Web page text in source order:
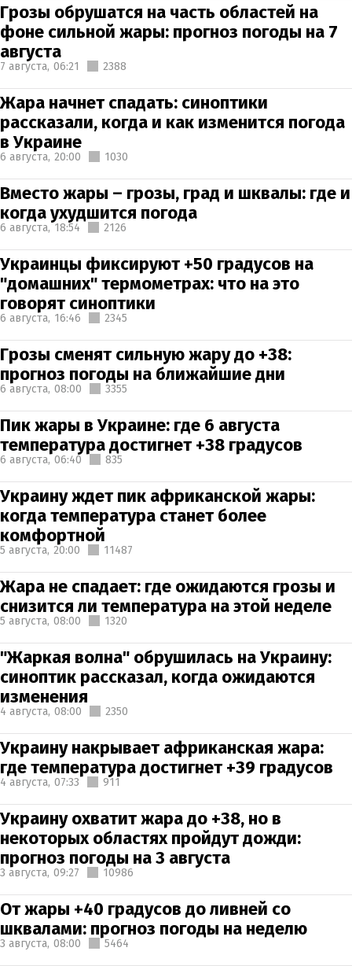
Грозы обрушатся на часть областей на
фоне сильной жары: прогноз погоды на 7
августа
7 августа, 06:21 2388
Жара начнет спадать: синоптики
рассказали, когда и как изменится погода
в Украине
6 августа, 20:00 1030
Вместо жары – грозы, град и шквалы: где и
когда ухудшится погода
6 августа, 18:54 2126
Украинцы фиксируют +50 градусов на
"домашних" термометрах: что на это
говорят синоптики
6 августа, 16:46 2345
Грозы сменят сильную жару до +38:
прогноз погоды на ближайшие дни
6 августа, 08:00 3355
Пик жары в Украине: где 6 августа
температура достигнет +38 градусов
6 августа, 06:40 835
Украину ждет пик африканской жары:
когда температура станет более
комфортной
5 августа, 20:00 11487
Жара не спадает: где ожидаются грозы и
снизится ли температура на этой неделе
5 августа, 08:00 1320
"Жаркая волна" обрушилась на Украину:
синоптик рассказал, когда ожидаются
изменения
4 августа, 08:00 2350
Украину накрывает африканская жара:
где температура достигнет +39 градусов
4 августа, 07:33 911
Украину охватит жара до +38, но в
некоторых областях пройдут дожди:
прогноз погоды на 3 августа
3 августа, 09:27 10986
От жары +40 градусов до ливней со
шквалами: прогноз погоды на неделю
3 августа, 08:00 5464